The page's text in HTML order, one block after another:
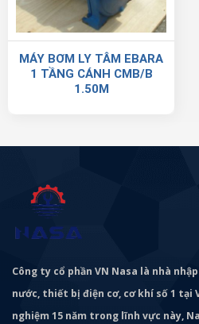
MÁY BƠM LY TÂM EBARA
1 TẦNG CÁNH CMB/B
1.50M
Công ty cổ phần VN Nasa là nhà
nước, thiết bị điện cơ, cơ khí số 1 tại
nghiệm 15 năm trong lĩnh vực này,